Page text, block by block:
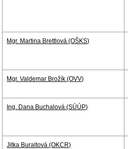
Mgr. Martina Brettlová (OŠKS)
Mgr. Valdemar Brožík (OVV)
Ing. Dana Buchalová (SÚÚP)
Jitka Buraltová (OKCR)